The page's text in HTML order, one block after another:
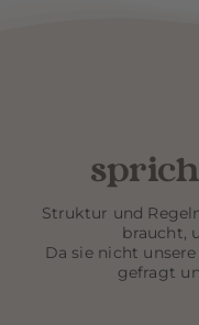
Struktur und
braucht,
Da sie nicht
gefragt